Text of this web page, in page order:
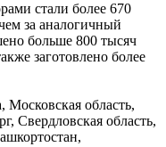
стали более 670
за аналогичный
больше 800 тысяч
заготовлено более
область,
Свердловская область,